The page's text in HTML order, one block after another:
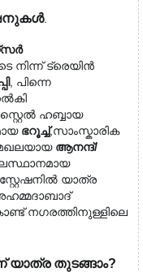
.
നിന്ന് ട്രെയിൻ
, പിന്നെ
ഹബ്ബായ
ഭറൂച്ച്,സാംസ്കാരിക
ആനന്ദ്/
യാത്ര
നഗരത്തിനുള്ളിലെ
യാത്ര തുടങ്ങാം?